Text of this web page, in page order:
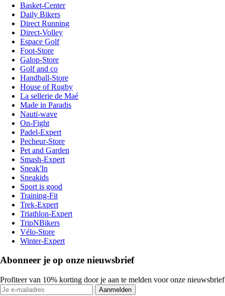
Basket-Center
Daily Bikers
Direct Running
Direct-Volley
Espace Golf
Foot-Store
Galop-Store
Golf and co
Handball-Store
House of Rugby
La sellerie de Maé
Made in Paradis
Nauti-wave
On-Fight
Padel-Expert
Pecheur-Store
Pet and Garden
Smash-Expert
Sneak'In
Sneakids
Sport is good
Training-Fit
Trek-Expert
Triathlon-Expert
TripNBikers
Vélo-Store
Winter-Expert
Abonneer je op onze nieuwsbrief
Profiteer van 10% korting door je aan te melden voor onze nieuwsbrief
Aanmelden